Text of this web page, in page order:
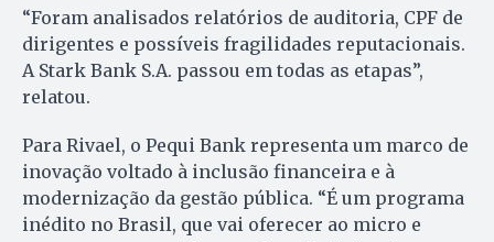
“Foram analisados relatórios de auditoria, CPF de
dirigentes e possíveis fragilidades reputacionais.
A Stark Bank S.A. passou em todas as etapas”,
relatou.
Para Rivael, o Pequi Bank representa um marco de
inovação voltado à inclusão financeira e à
modernização da gestão pública. “É um programa
inédito no Brasil, que vai oferecer ao micro e